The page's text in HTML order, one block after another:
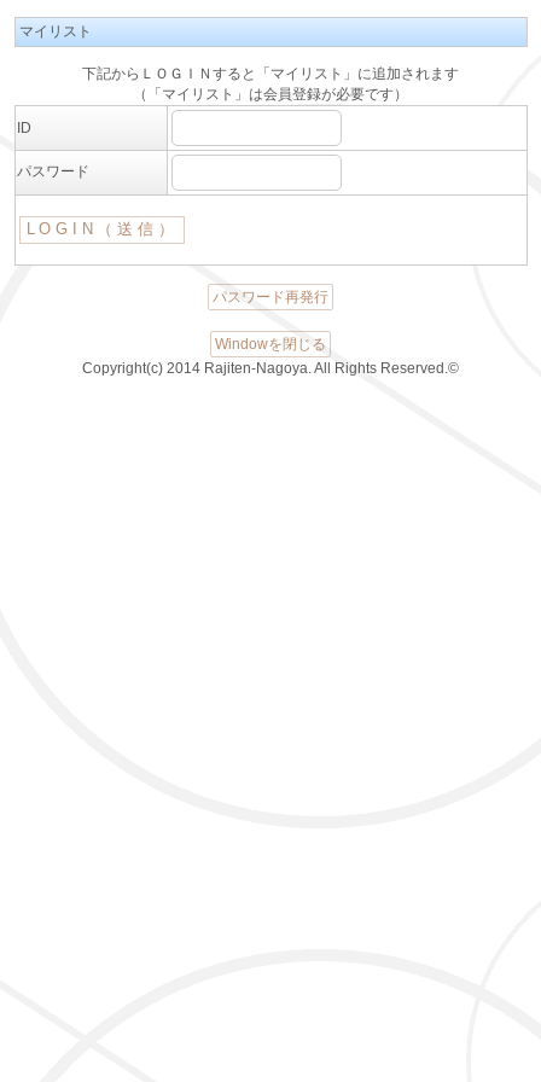
マイリスト
下記からＬＯＧＩＮすると「マイリスト」に追加されます
（「マイリスト」は会員登録が必要です）
ID
パスワード
パスワード再発行
Windowを閉じる
Copyright(c) 2014 Rajiten-Nagoya. All Rights Reserved.©